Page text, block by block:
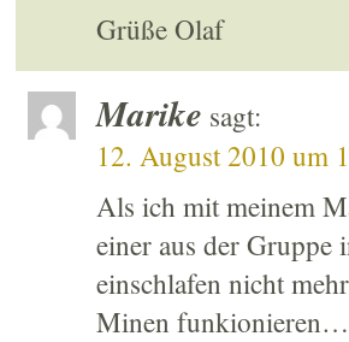
Grüße Olaf
Marike sagt:
12. August 2010 um
Als ich mit meinem
einer aus der Gruppe
einschlafen nicht
Minen funkionieren…